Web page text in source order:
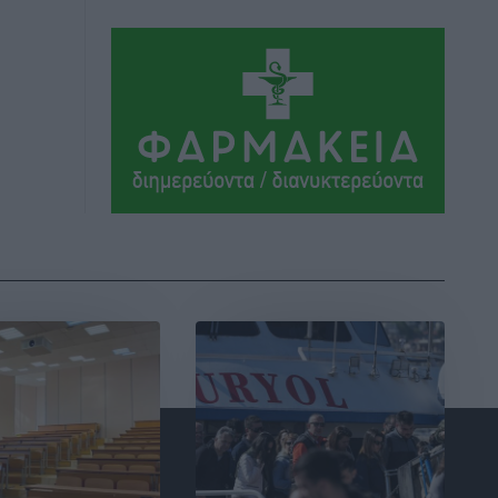
Συνελήφθη 37χρονη στη Ρόδο γιατί
είχε αφήσει τα τρία ανήλικα παιδιά της
χωρίς επιτήρηση
Τοπικές Ειδήσεις πριν 4 ώρες
Σταυρός Καλυθιών: Απέκτησε την
Το Yucatan Show έρχεται στη Ρόδο με
τον Frankie Lluc
Πολιτιστικά• πριν 5 ώρες
Σι Τζέι Χάρις: «Να πανηγυρίσουμε
πολλές νίκες μαζί»